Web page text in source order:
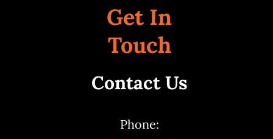
Get In
Touch
Contact Us
Phone: